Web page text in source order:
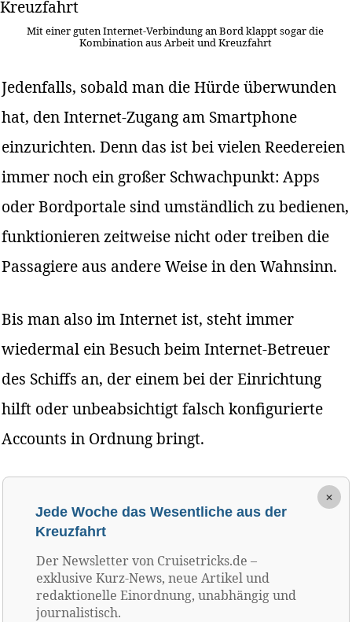
Mit einer guten Internet-Verbindung an Bord klappt sogar die
Kombination aus Arbeit und Kreuzfahrt
Jedenfalls, sobald man die Hürde überwunden
hat, den Internet-Zugang am Smartphone
einzurichten. Denn das ist bei vielen Reedereien
immer noch ein großer Schwachpunkt: Apps
oder Bordportale sind umständlich zu bedienen,
funktionieren zeitweise nicht oder treiben die
Passagiere aus andere Weise in den Wahnsinn.
Bis man also im Internet ist, steht immer
wiedermal ein Besuch beim Internet-Betreuer
des Schiffs an, der einem bei der Einrichtung
hilft oder unbeabsichtigt falsch konfigurierte
Accounts in Ordnung bringt.
×
Jede Woche das Wesentliche aus der
Kreuzfahrt
Der Newsletter von Cruisetricks.de –
exklusive Kurz-News, neue Artikel und
redaktionelle Einordnung, unabhängig und
journalistisch.